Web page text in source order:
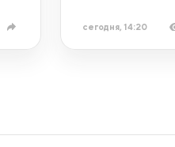
сегодня, 14:20